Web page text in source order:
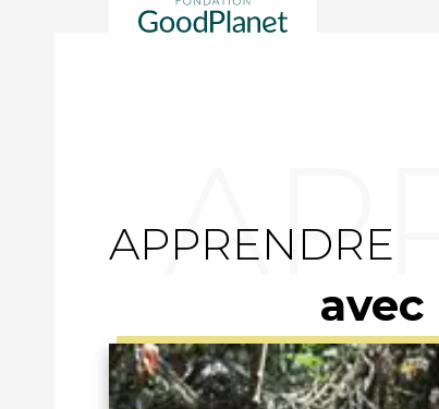
APPRENDRE